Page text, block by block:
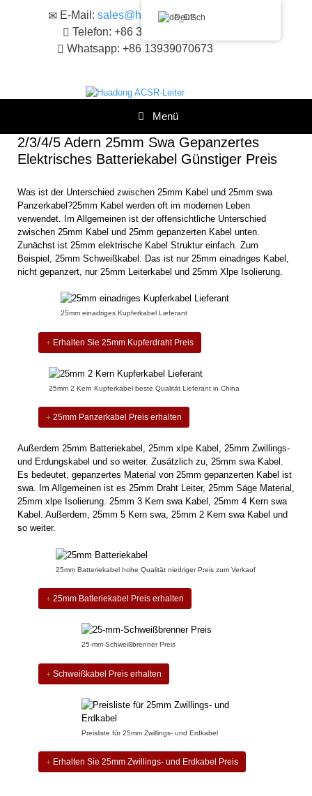
E-Mail: sales@huadongacsr.com
Telefon: +86 371-86230866
Whatsapp: +86 13939070673
Menü
2/3/4/5 Adern 25mm Swa Gepanzertes
Elektrisches Batteriekabel Günstiger Preis
Was ist der Unterschied zwischen 25mm Kabel und 25mm swa
Panzerkabel?25mm Kabel werden oft im modernen Leben
verwendet. Im Allgemeinen ist der offensichtliche Unterschied
zwischen 25mm Kabel und 25mm gepanzerten Kabel unten.
Zunächst ist 25mm elektrische Kabel Struktur einfach. Zum
Beispiel, 25mm Schweißkabel. Das ist nur 25mm einadriges Kabel,
nicht gepanzert, nur 25mm Leiterkabel und 25mm Xlpe Isolierung.
25mm einadriges Kupferkabel Lieferant
Erhalten Sie 25mm Kupferdraht Preis
25mm 2 Kern Kupferkabel beste Qualität Lieferant in China
25mm Panzerkabel Preis erhalten
Außerdem 25mm Batteriekabel, 25mm xlpe Kabel, 25mm Zwillings-
und Erdungskabel und so weiter. Zusätzlich zu, 25mm swa Kabel.
Es bedeutet, gepanzertes Material von 25mm gepanzerten Kabel ist
swa. Im Allgemeinen ist es 25mm Draht Leiter, 25mm Säge Material,
25mm xlpe Isolierung. 25mm 3 Kern swa Kabel, 25mm 4 Kern swa
Kabel. Außerdem, 25mm 5 Kern swa, 25mm 2 Kern swa Kabel und
so weiter.
25mm Batteriekabel hohe Qualität niedriger Preis zum Verkauf
25mm Batteriekabel Preis erhalten
25-mm-Schweißbrenner Preis
Schweißkabel Preis erhalten
Preisliste für 25mm Zwillings- und Erdkabel
Erhalten Sie 25mm Zwillings- und Erdkabel Preis
Deutsch